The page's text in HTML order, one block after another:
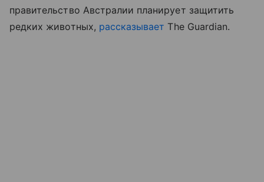
правительство Австралии планирует защитить
редких животных, рассказывает The Guardian.